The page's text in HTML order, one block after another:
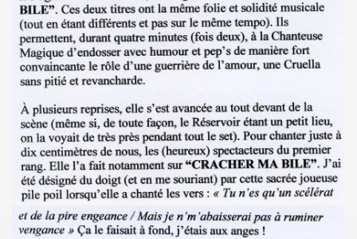
AMORES : chronique detaillee.
ET PAUL SIMONON), concert et album "CAN WE DO
EP quatre titres (2023) : chronique detaillee.
THOURY en power rock n roll trio, premiers concerts
trio improvise le 6 janvier 2024 a Rock Paradise) :
"AJASPHERE" le 7 septembre 2023 a la Chapelle
dedicaces pour son livre "On connaît ma chanson" le